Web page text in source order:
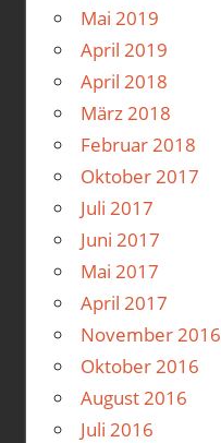
Mai 2019
April 2019
April 2018
März 2018
Februar 2018
Oktober 2017
Juli 2017
Juni 2017
Mai 2017
April 2017
November 2016
Oktober 2016
August 2016
Juli 2016